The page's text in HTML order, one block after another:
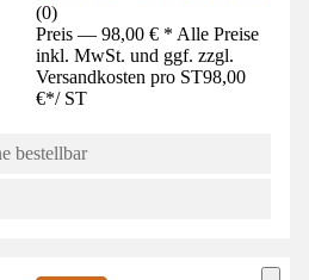
(0)
Preis — 98,00 € * Alle Preise
inkl. MwSt. und ggf. zzgl.
Versandkosten pro ST98,00
€*/ ST
bestellbar